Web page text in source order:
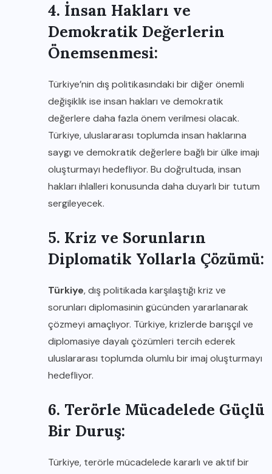
4. İnsan Hakları ve
Demokratik Değerlerin
Önemsenmesi:
Türkiye’nin dış politikasındaki bir diğer önemli
değişiklik ise insan hakları ve demokratik
değerlere daha fazla önem verilmesi olacak.
Türkiye, uluslararası toplumda insan haklarına
saygı ve demokratik değerlere bağlı bir ülke imajı
oluşturmayı hedefliyor. Bu doğrultuda, insan
hakları ihlalleri konusunda daha duyarlı bir tutum
sergileyecek.
5. Kriz ve Sorunların
Diplomatik Yollarla Çözümü:
Türkiye, dış politikada karşılaştığı kriz ve
sorunları diplomasinin gücünden yararlanarak
çözmeyi amaçlıyor. Türkiye, krizlerde barışçıl ve
diplomasiye dayalı çözümleri tercih ederek
uluslararası toplumda olumlu bir imaj oluşturmayı
hedefliyor.
6. Terörle Mücadelede Güçlü
Bir Duruş:
Türkiye, terörle mücadelede kararlı ve aktif bir